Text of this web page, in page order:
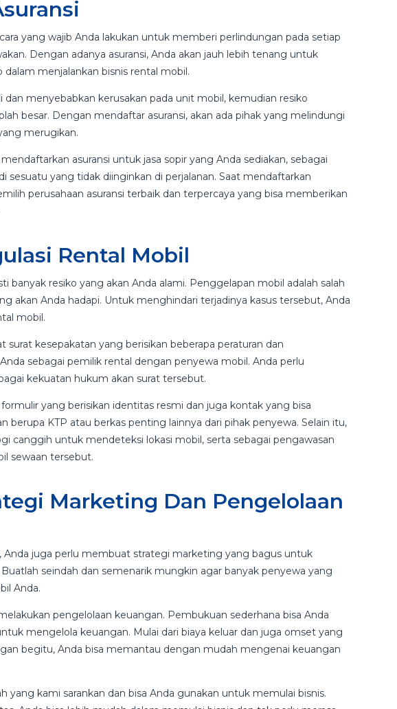
yang wajib Anda lakukan untuk memberi perlindungan pada setiap
Dengan adanya asuransi, Anda akan jauh lebih tenang untuk
menjalankan bisnis rental mobil.
dan menyebabkan kerusakan pada unit mobil, kemudian resiko
besar. Dengan mendaftar asuransi, akan ada pihak yang melindungi
merugikan.
asuransi untuk jasa sopir yang Anda sediakan, sebagai
sesuatu yang tidak diinginkan di perjalanan. Saat mendaftarkan
perusahaan asuransi terbaik dan terpercaya yang bisa memberikan
Rental Mobil
banyak resiko yang akan Anda alami. Penggelapan mobil adalah salah
akan Anda hadapi. Untuk menghindari terjadinya kasus tersebut, Anda
mobil.
surat kesepakatan yang berisikan beberapa peraturan dan
sebagai pemilik rental dengan penyewa mobil. Anda perlu
kekuatan hukum akan surat tersebut.
yang berisikan identitas resmi dan juga kontak yang bisa
berupa KTP atau berkas penting lainnya dari pihak penyewa. Selain itu,
canggih untuk mendeteksi lokasi mobil, serta sebagai pengawasan
sewaan tersebut.
Marketing Dan Pengelolaan
Anda juga perlu membuat strategi marketing yang bagus untuk
seindah dan semenarik mungkin agar banyak penyewa yang
Anda.
pengelolaan keuangan. Pembukuan sederhana bisa Anda
mengelola keuangan. Mulai dari biaya keluar dan juga omset yang
begitu, Anda bisa memantau dengan mudah mengenai keuangan
yang kami sarankan dan bisa Anda gunakan untuk memulai bisnis.